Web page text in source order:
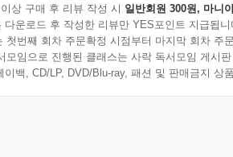
상 구매 후 리뷰 작성 시 일반회원 300원, 마니
다운로드 후 작성한 리뷰만 YES포인트 지급됩니
첫번째 회차 주문확정 시점부터 마지막 회차 주
모임으로 진행된 클래스는 사락 독서모임 게시
이백, CD/LP, DVD/Blu-ray, 패션 및 판매금지 상